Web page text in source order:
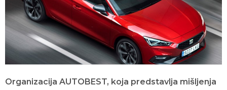
Organizacija AUTOBEST, koja predstavlja mišljenja